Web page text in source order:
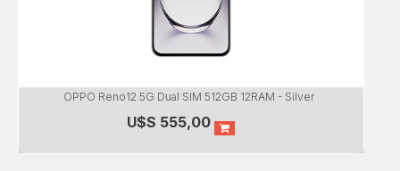
OPPO Reno12 5G Dual SIM 512GB 12RAM - Silver
U$S 555,00